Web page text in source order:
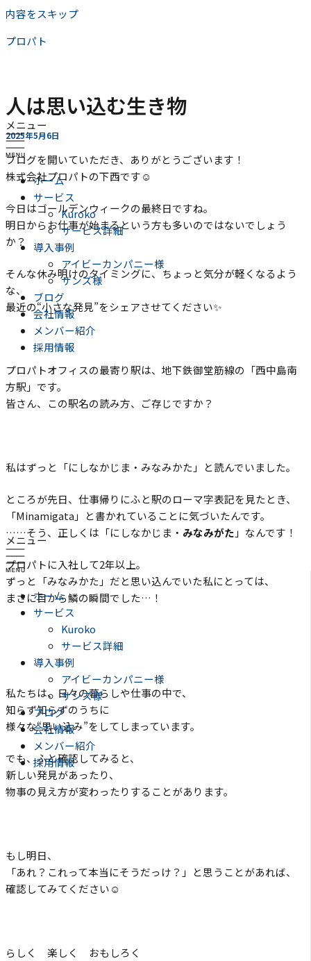
内容をスキップ
プロパト
メニュー
ホーム
サービス
Kuroko
サービス詳細
導入事例
アイビーカンパニー様
サンズ様
ブログ
会社情報
メンバー紹介
採用情報
メニュー
ホーム
サービス
Kuroko
サービス詳細
導入事例
アイビーカンパニー様
サンズ様
ブログ
会社情報
メンバー紹介
採用情報
人は思い込む生き物
2025年5月6日
ブログを開いていただき、ありがとうございます！
株式会社プロパトの下西です☺
今日はゴールデンウィークの最終日ですね。
明日からお仕事が始まるという方も多いのではないでしょう
か？
そんな休み明けのタイミングに、ちょっと気分が軽くなるよう
な、
最近の“小さな発見”をシェアさせてください✨
プロパトオフィスの最寄り駅は、地下鉄御堂筋線の「西中島南
方駅」です。
皆さん、この駅名の読み方、ご存じですか？
私はずっと「にしなかじま・みなみかた」と読んでいました。
ところが先日、仕事帰りにふと駅のローマ字表記を見たとき、
「Minamigata」と書かれていることに気づいたんです。
……そう、正しくは「にしなかじま・ みなみがた 」なんです！
プロパトに入社して2年以上。
ずっと「みなみかた」だと思い込んでいた私にとっては、
まさに目から鱗の瞬間でした…！
私たちは、日々の暮らしや仕事の中で、
知らず知らずのうちに
様々な“思い込み”をしてしまっています。
でも、ふと確認してみると、
新しい発見があったり、
物事の見え方が変わったりすることがあります。
もし明日、
「あれ？これって本当にそうだっけ？」と思うことがあれば、
確認してみてください☺
らしく 楽しく おもしろく